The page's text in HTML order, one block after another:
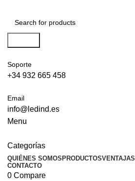
Soporte
+34 932 665 458‬
Email
info@ledind.es
Menu
Categorías
QUIÉNES SOMOS PRODUCTOSVENTAJAS
CONTACTO
0 Compare